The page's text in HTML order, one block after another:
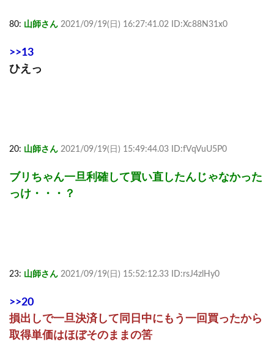
80: 山師さん 2021/09/19(日) 16:27:41.02 ID:Xc88N31x0
>>13
ひえっ
20: 山師さん 2021/09/19(日) 15:49:44.03 ID:fVqVuU5P0
ブリちゃん一旦利確して買い直したんじゃなかった
っけ・・・？
23: 山師さん 2021/09/19(日) 15:52:12.33 ID:rsJ4zlHy0
>>20
損出しで一旦決済して同日中にもう一回買ったから
取得単価はほぼそのままの筈